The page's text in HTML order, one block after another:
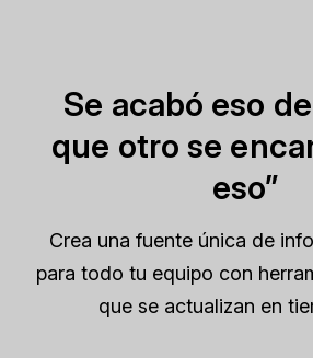
Se acabó eso
que otro se
eso”
Crea una fuente única de
para todo tu equipo con
que se actualizan en